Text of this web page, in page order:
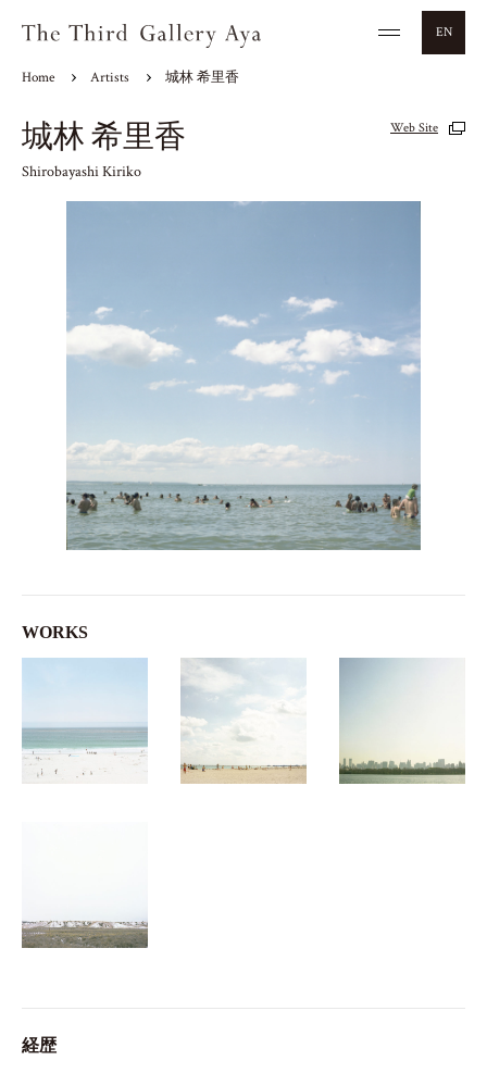
EN
Home Artists 城林 希里香
城林 希里香
Shirobayashi Kiriko
Web Site
WORKS
経歴